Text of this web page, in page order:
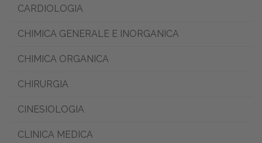
CARDIOLOGIA
CHIMICA GENERALE E INORGANICA
CHIMICA ORGANICA
CHIRURGIA
CINESIOLOGIA
CLINICA MEDICA